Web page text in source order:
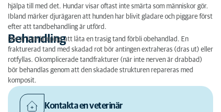
hjälpa till med det. Hundar visar oftast inte smärta som människor gör.
Ibland märker djurägaren att hunden har blivit gladare och piggare först
efter att tandbehandling är utförd.
Behandling
Det är inte lämpligt att låta en trasig tand förbli obehandlad. En
frakturerad tand med skadad rot bör antingen extraheras (dras ut) eller
rotfyllas. Okomplicerade tandfrakturer (när inte nerven är drabbad)
bör behandlas genom att den skadade strukturen repareras med
komposit.
Kontakta en veterinär